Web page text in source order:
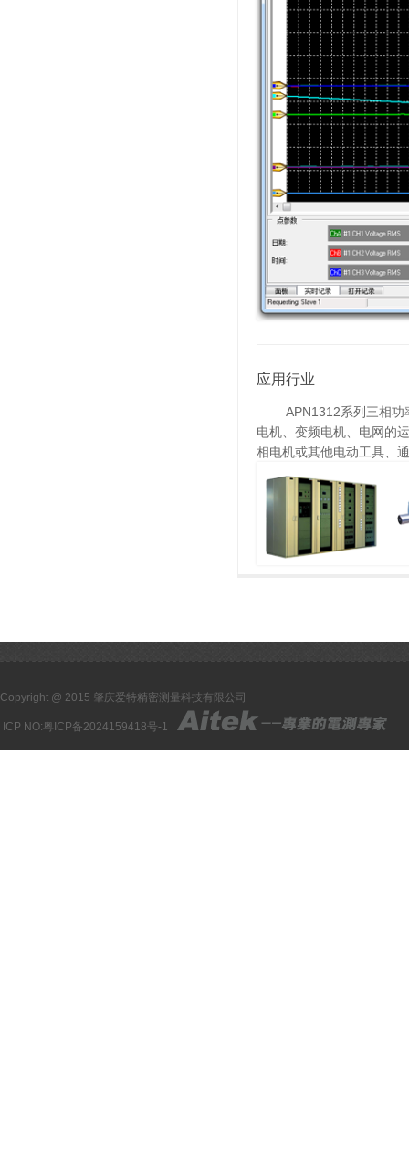
应用行业
APN1312系列三相功率
电机、变频电机、电网的
相电机或其他电动工具、
Copyright @ 2015 肇庆爱特精密测量科技有限公司
ICP NO:粤ICP备2024159418号-1